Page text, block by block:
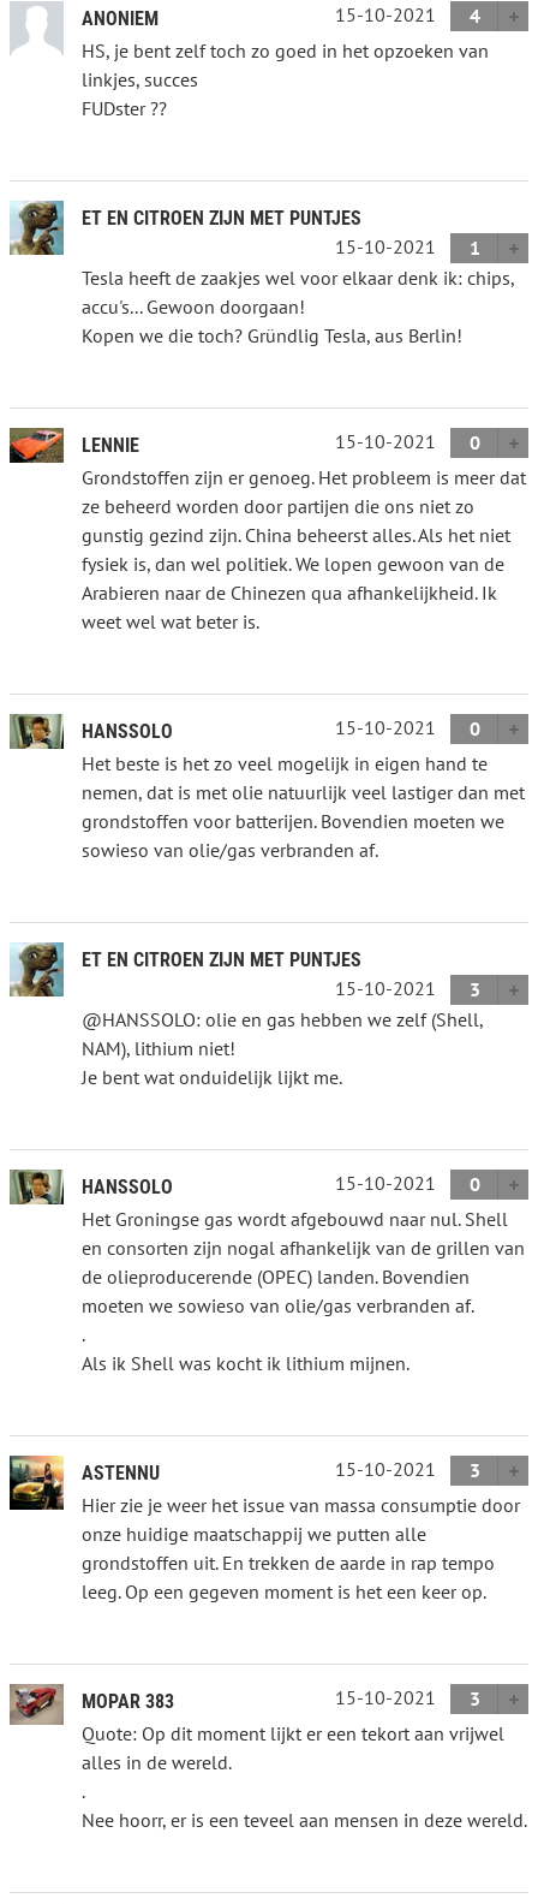
ANONIEM 15-10-2021
4
HS, je bent zelf toch zo goed in het opzoeken van
linkjes, succes
FUDster ??
ET EN CITROEN ZIJN MET PUNTJES
15-10-2021
1
Tesla heeft de zaakjes wel voor elkaar denk ik: chips,
accu's... Gewoon doorgaan!
Kopen we die toch? Gründlig Tesla, aus Berlin!
LENNIE 15-10-2021
0
Grondstoffen zijn er genoeg. Het probleem is meer dat
ze beheerd worden door partijen die ons niet zo
gunstig gezind zijn. China beheerst alles. Als het niet
fysiek is, dan wel politiek. We lopen gewoon van de
Arabieren naar de Chinezen qua afhankelijkheid. Ik
weet wel wat beter is.
HANSSOLO 15-10-2021
0
Het beste is het zo veel mogelijk in eigen hand te
nemen, dat is met olie natuurlijk veel lastiger dan met
grondstoffen voor batterijen. Bovendien moeten we
sowieso van olie/gas verbranden af.
ET EN CITROEN ZIJN MET PUNTJES
15-10-2021
3
@HANSSOLO: olie en gas hebben we zelf (Shell,
NAM), lithium niet!
Je bent wat onduidelijk lijkt me.
HANSSOLO 15-10-2021
0
Het Groningse gas wordt afgebouwd naar nul. Shell
en consorten zijn nogal afhankelijk van de grillen van
de olieproducerende (OPEC) landen. Bovendien
moeten we sowieso van olie/gas verbranden af.
.
Als ik Shell was kocht ik lithium mijnen.
ASTENNU 15-10-2021
3
Hier zie je weer het issue van massa consumptie door
onze huidige maatschappij we putten alle
grondstoffen uit. En trekken de aarde in rap tempo
leeg. Op een gegeven moment is het een keer op.
MOPAR 383 15-10-2021
3
Quote: Op dit moment lijkt er een tekort aan vrijwel
alles in de wereld.
.
Nee hoorr, er is een teveel aan mensen in deze wereld.